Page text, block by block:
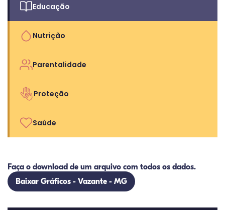
Educação
Nutrição
Parentalidade
Proteção
Saúde
Faça o download de um arquivo com todos os dados.
Baixar Gráficos - Vazante - MG